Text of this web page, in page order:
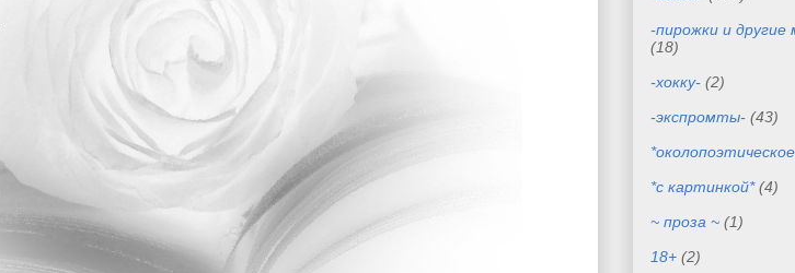
-пирожки и
(18)
-хокку- (2)
-экспромты- (43)
*с картинкой* (4)
~ проза ~ (1)
18+ (2)